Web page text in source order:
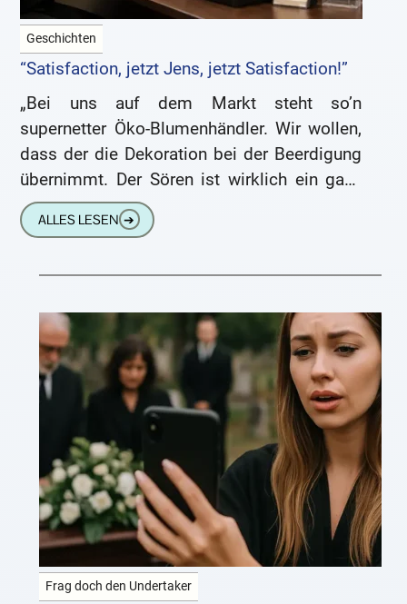
Geschichten
“Satisfaction, jetzt Jens, jetzt Satisfaction!”
„Bei uns auf dem Markt steht so’n
supernetter Öko-Blumenhändler. Wir wollen,
dass der die Dekoration bei der Beerdigung
übernimmt. Der Sören ist wirklich ein ganz
Netter und sein Lebensgefährte Alwin
ALLES LESEN ➔
Frag doch den Undertaker